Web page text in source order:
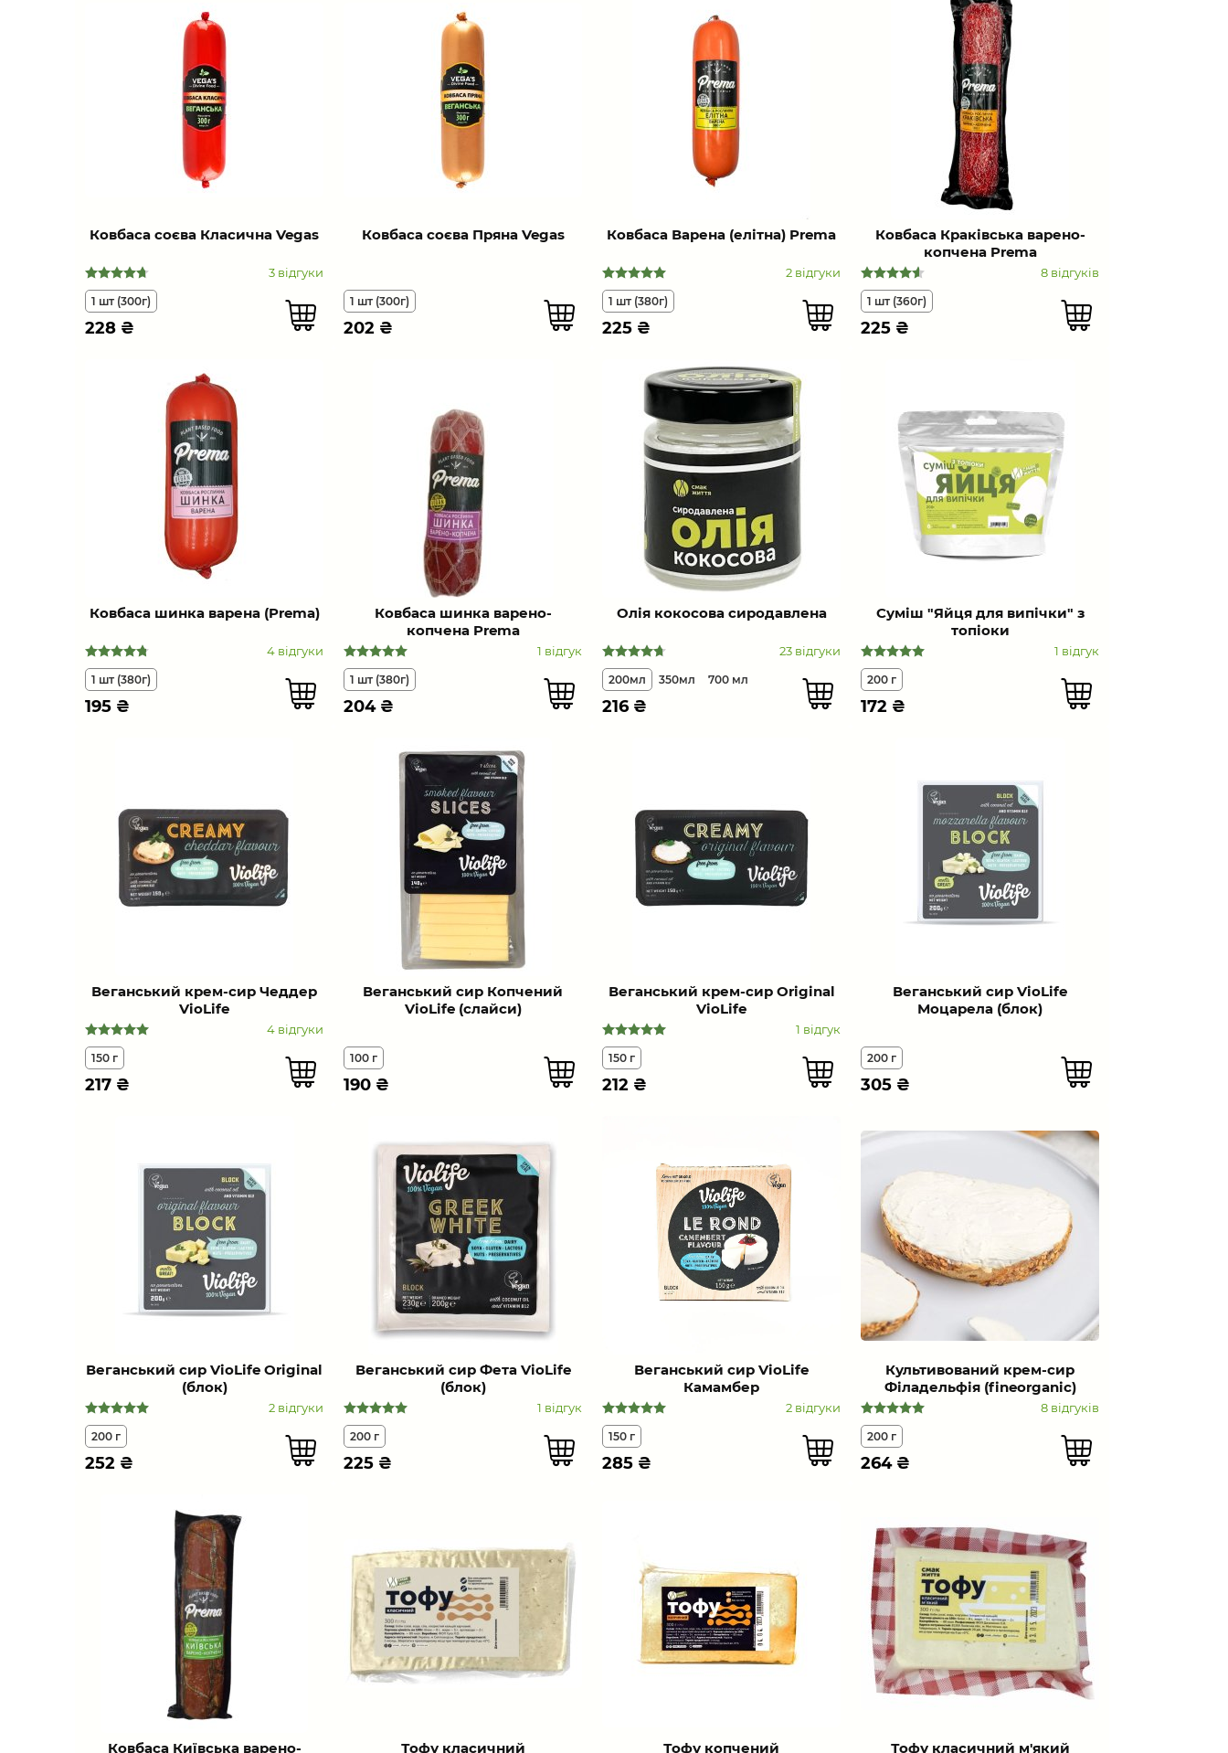
Ковбаса соєва Класична Vegas
3 відгуки
1 шт (300г)
228 ₴
Ковбаса соєва Пряна Vegas
1 шт (300г)
202 ₴
Ковбаcа Варена (елітна) Prema
2 відгуки
1 шт (380г)
225 ₴
Ковбаса Краківська варено-
копчена Prema
8 відгуків
1 шт (360г)
225 ₴
Ковбаса шинка варена (Prema)
4 відгуки
1 шт (380г)
195 ₴
Ковбаса шинка варено-
копчена Prema
1 відгук
1 шт (380г)
204₴
Олія кокосова сиродавлена
23 відгуки
200мл 350мл 700 мл
216 ₴
Суміш "Яйця для випічки" з
топіоки
1 відгук
200 г
172 ₴
Веганський крем-сир Чеддер
VioLife
4 відгуки
150 г
217 ₴
Веганський сир Копчений
VioLife (слайси)
100 г
190 ₴
Веганський крем-сир Original
VioLife
1 відгук
150 г
212 ₴
Веганський сир VioLife
Моцарела (блок)
200 г
305 ₴
Веганський сир VioLife Оriginal
(блок)
2 відгуки
200 г
252 ₴
Веганський сир Фета VioLife
(блок)
1 відгук
200 г
225 ₴
Веганський сир VioLife
Камамбер
2 відгуки
150 г
285 ₴
Культивований крем-сир
Філадельфія (fineorganic)
8 відгуків
200 г
264₴
Ковбаса Київська варено- Тофу класичний Тофу копчений Тофу класичний м'який